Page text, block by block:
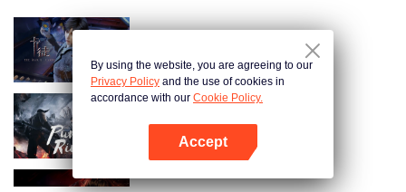
จื่อชวน ศึกเทพมารเหนือพิภพ
By using the website, you are agreeing to our
Privacy Policy and the use of cookies in
accordance with our Cookie Policy.
Accept